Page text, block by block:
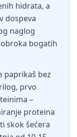
hidrata, a
dospeva
naglog
bogatih
paprikaš bez
prvo
–
proteina
skok šećera